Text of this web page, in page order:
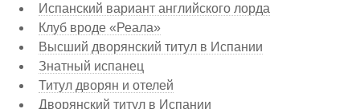
Испанский вариант английского лорда
Клуб вроде «Реала»
Высший дворянский титул в Испании
Знатный испанец
Титул дворян и отелей
Дворянский титул в Испании